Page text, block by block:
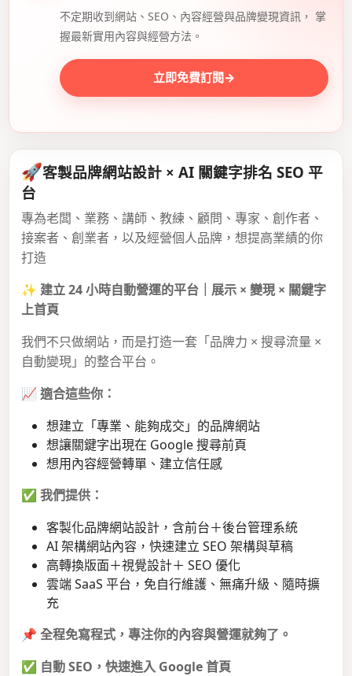
不定期收到網站、SEO、內容經營與品牌變現資訊， 掌
握最新實用內容與經營方法。
立即免費訂閱→
🚀客製品牌網站設計 × AI 關鍵字排名 SEO 平
台
專為老闆、業務、講師、教練、顧問、專家、創作者、
接案者、創業者，以及經營個人品牌，想提高業績的你
打造
✨ 建立 24 小時自動營運的平台｜展示 × 變現 × 關鍵字
上首頁
我們不只做網站，而是打造一套「品牌力 × 搜尋流量 ×
自動變現」的整合平台。
📈 適合這些你：
想建立「專業、能夠成交」的品牌網站
想讓關鍵字出現在 Google 搜尋前頁
想用內容經營轉單、建立信任感
✅ 我們提供：
客製化品牌網站設計，含前台＋後台管理系統
AI 架構網站內容，快速建立 SEO 架構與草稿
高轉換版面＋視覺設計＋ SEO 優化
雲端 SaaS 平台，免自行維護、無痛升級、隨時擴
充
📌 全程免寫程式，專注你的內容與營運就夠了。
✅ 自動 SEO，快速進入 Google 首頁